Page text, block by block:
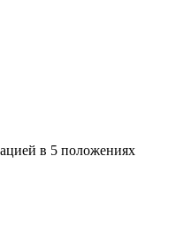
в 5 положениях